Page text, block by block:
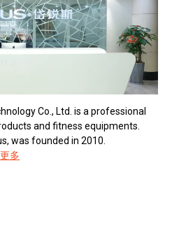
Co., Ltd. is a professional
and fitness equipments.
was founded in 2010.
多